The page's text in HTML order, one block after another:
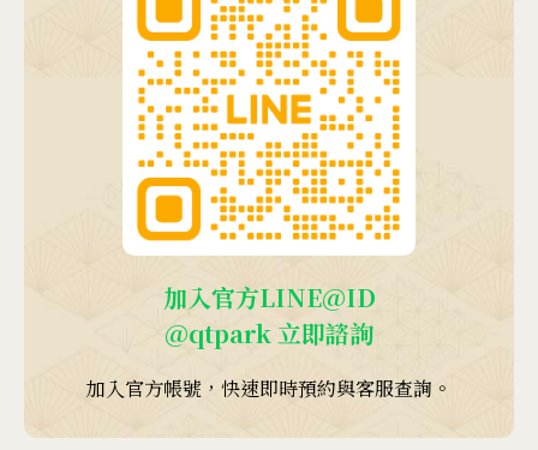
加入官方LINE@ID
@qtpark 立即諮詢
加入官方帳號，快速即時預約與客服查詢。